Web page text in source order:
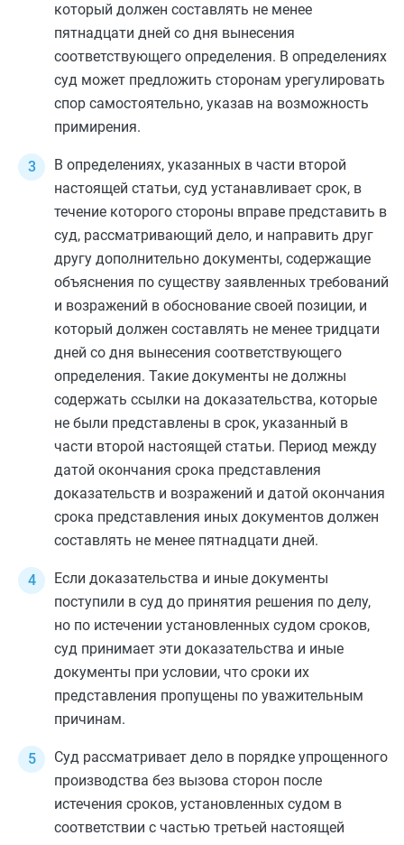
который должен составлять не менее
пятнадцати дней со дня вынесения
соответствующего определения. В определениях
суд может предложить сторонам урегулировать
спор самостоятельно, указав на возможность
примирения.
В определениях, указанных в части второй
настоящей статьи, суд устанавливает срок, в
течение которого стороны вправе представить в
суд, рассматривающий дело, и направить друг
другу дополнительно документы, содержащие
объяснения по существу заявленных требований
и возражений в обоснование своей позиции, и
который должен составлять не менее тридцати
дней со дня вынесения соответствующего
определения. Такие документы не должны
содержать ссылки на доказательства, которые
не были представлены в срок, указанный в
части второй настоящей статьи. Период между
датой окончания срока представления
доказательств и возражений и датой окончания
срока представления иных документов должен
составлять не менее пятнадцати дней.
Если доказательства и иные документы
поступили в суд до принятия решения по делу,
но по истечении установленных судом сроков,
суд принимает эти доказательства и иные
документы при условии, что сроки их
представления пропущены по уважительным
причинам.
Суд рассматривает дело в порядке упрощенного
производства без вызова сторон после
истечения сроков, установленных судом в
соответствии с частью третьей настоящей